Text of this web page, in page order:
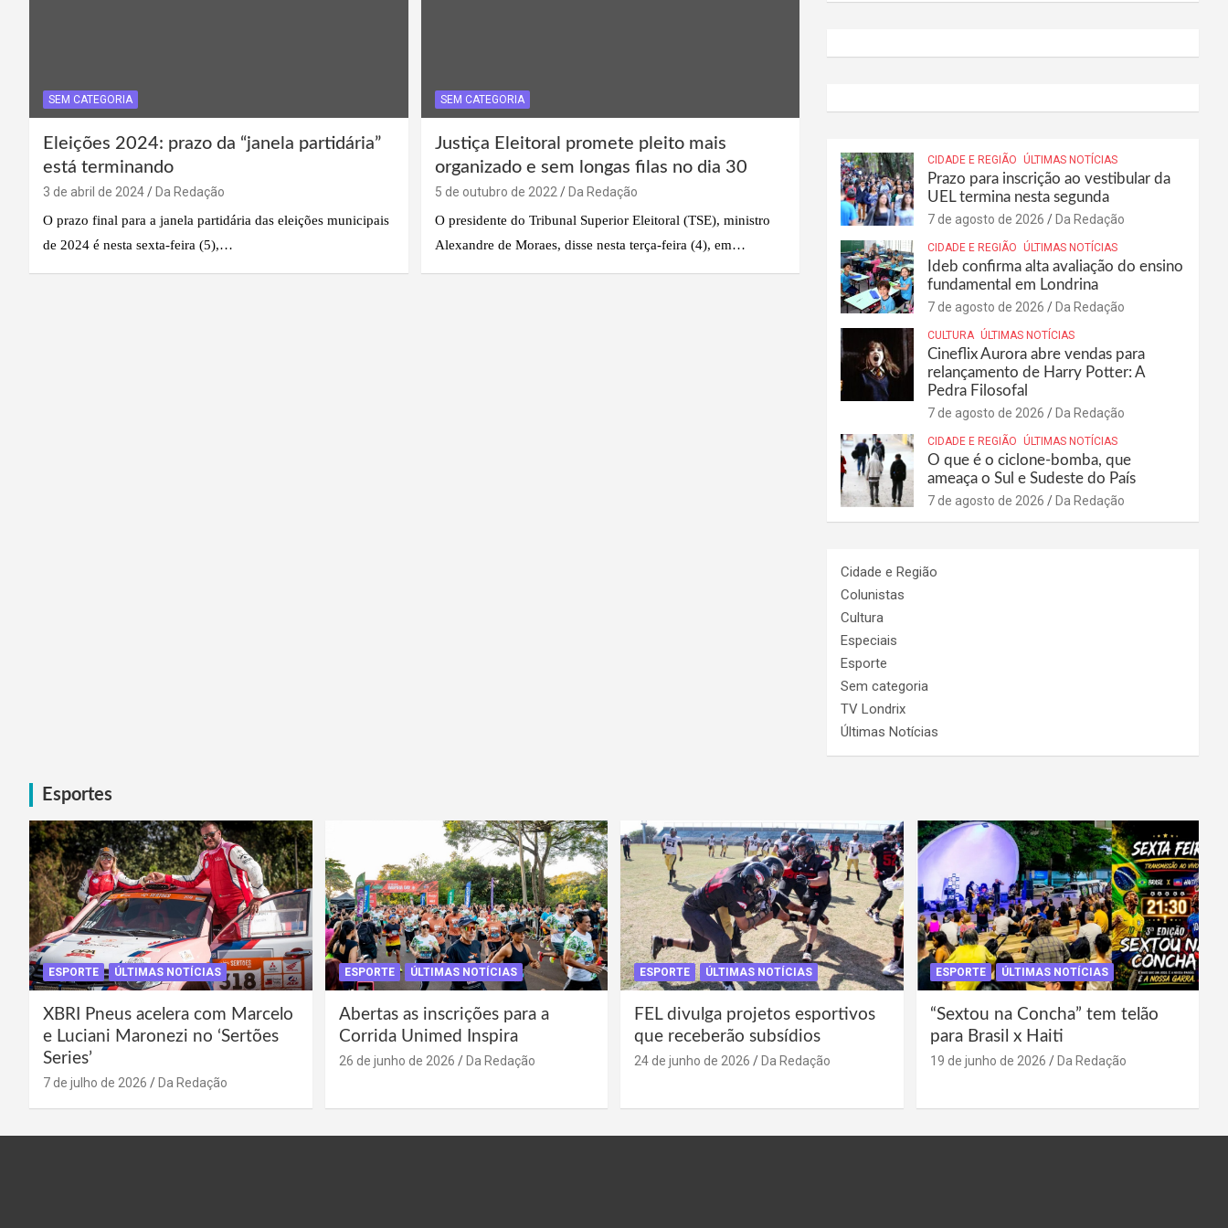
SEM CATEGORIA
Eleições 2024: prazo da “janela partidária”
está terminando
3 de abril de 2024
Da Redação
O prazo final para a janela partidária das eleições municipais
de 2024 é nesta sexta-feira (5),…
SEM CATEGORIA
Justiça Eleitoral promete pleito mais
organizado e sem longas filas no dia 30
5 de outubro de 2022
Da Redação
O presidente do Tribunal Superior Eleitoral (TSE), ministro
Alexandre de Moraes, disse nesta terça-feira (4), em…
CIDADE E REGIÃO ÚLTIMAS NOTÍCIAS
Prazo para inscrição ao vestibular da
UEL termina nesta segunda
7 de agosto de 2026 Da Redação
CIDADE E REGIÃO ÚLTIMAS NOTÍCIAS
Ideb confirma alta avaliação do ensino
fundamental em Londrina
7 de agosto de 2026 Da Redação
CULTURA ÚLTIMAS NOTÍCIAS
Cineflix Aurora abre vendas para
relançamento de Harry Potter: A
Pedra Filosofal
7 de agosto de 2026 Da Redação
CIDADE E REGIÃO ÚLTIMAS NOTÍCIAS
O que é o ciclone-bomba, que
ameaça o Sul e Sudeste do País
7 de agosto de 2026 Da Redação
Cidade e Região
Colunistas
Cultura
Especiais
Esporte
Sem categoria
TV Londrix
Últimas Notícias
Esportes
ESPORTE ÚLTIMAS NOTÍCIAS
XBRI Pneus acelera com Marcelo
e Luciani Maronezi no ‘Sertões
Series’
7 de julho de 2026 Da Redação
ESPORTE ÚLTIMAS NOTÍCIAS
Abertas as inscrições para a
Corrida Unimed Inspira
26 de junho de 2026 Da Redação
ESPORTE ÚLTIMAS NOTÍCIAS
FEL divulga projetos esportivos
que receberão subsídios
24 de junho de 2026 Da Redação
ESPORTE ÚLTIMAS NOTÍCIAS
“Sextou na Concha” tem telão
para Brasil x Haiti
19 de junho de 2026 Da Redação